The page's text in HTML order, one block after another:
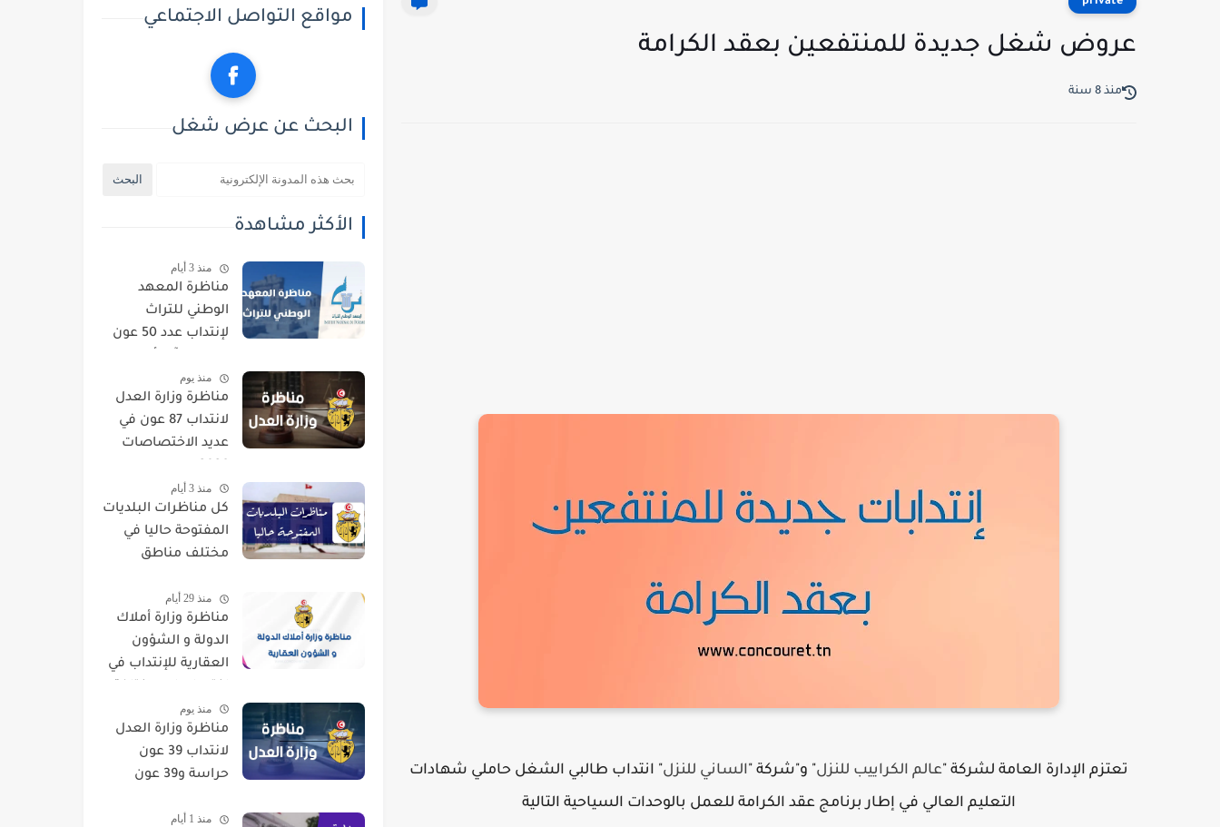
عروض شغل جديدة للمنتفعين بعقد الكرامة
منذ 8 سنة
تعتزم الإدارة العامة لشركة "عالم الكراييب للنزل" و"شركة "الساني للنزل" انتداب طالبي الشغل حاملي شهادات
التعليم العالي في إطار برنامج عقد الكرامة للعمل بالوحدات السياحية التالية
مواقع التواصل الاجتماعي
البحث عن عرض شغل
الأكثر مشاهدة
منذ 3 أيام
مناظرة المعهد
الوطني للتراث
لإنتداب عدد 50 عون
2026
منذ يوم
مناظرة وزارة العدل
لانتداب 87 عون في
عديد الاختصاصات
منذ 3 أيام
كل مناظرات البلديات
المفتوحة حاليا في
مختلف مناطق
منذ 29 أيام
مناظرة وزارة أملاك
الدولة و الشؤون
العقارية للإنتداب في
منذ يوم
مناظرة وزارة العدل
لانتداب 39 عون
حراسة و39 عون
منذ 1 أيام